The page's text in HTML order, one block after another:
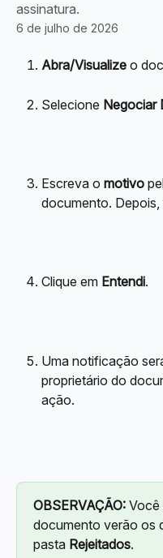
assinatura.
6 de julho de 2026
Abra/Visualize o
Selecione Negociar
Escreva o motivo
documento. Depois,
Clique em Entendi.
Uma notificação
proprietário do
ação.
OBSERVAÇÃO: Você
documento verão os
pasta Rejeitados.